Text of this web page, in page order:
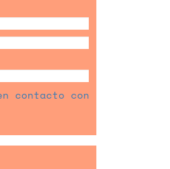
contacto con